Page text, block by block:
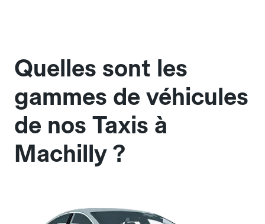
Quelles sont les
gammes de véhicules
de nos Taxis à
Machilly ?